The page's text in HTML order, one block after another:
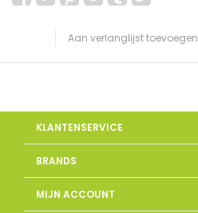
Aan verlanglijst toevoegen
KLANTENSERVICE
BRANDS
MIJN ACCOUNT